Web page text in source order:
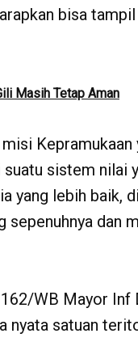
bisa
Masih Tetap Aman
sistem nilai
yang lebih baik,
sepenuhnya dan
WB Mayor Inf
nyata satuan